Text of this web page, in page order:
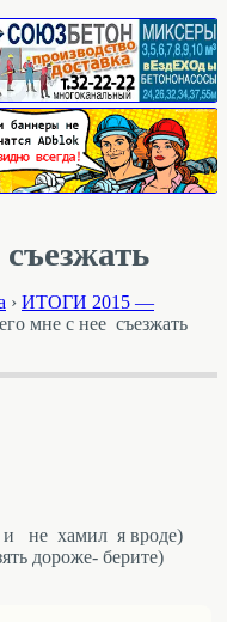
› ИТОГИ 2015 —
мне с нее съезжать
и не хамил я вроде)
дороже- берите)